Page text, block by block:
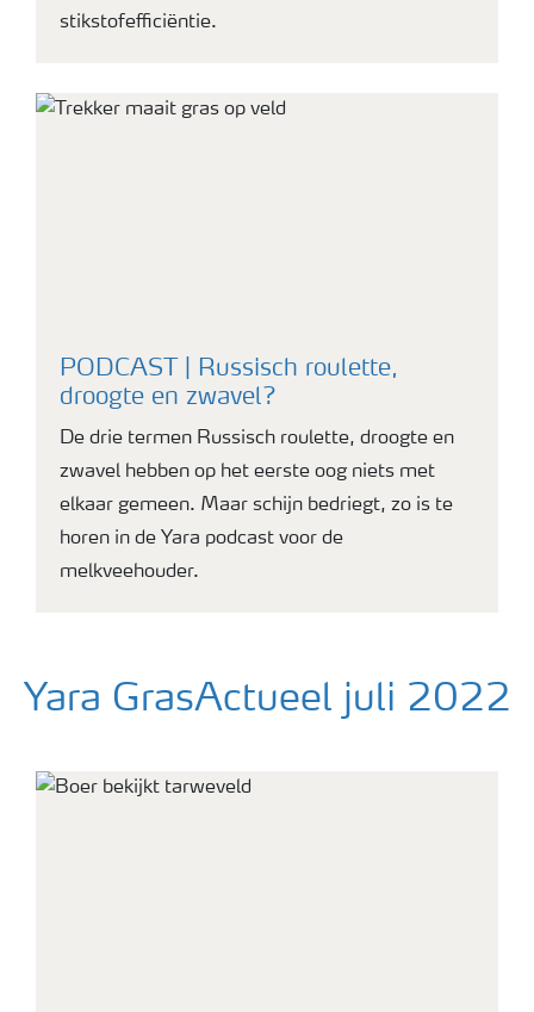
stikstofefficiëntie.
PODCAST | Russisch roulette,
droogte en zwavel?
De drie termen Russisch roulette, droogte en
zwavel hebben op het eerste oog niets met
elkaar gemeen. Maar schijn bedriegt, zo is te
horen in de Yara podcast voor de
melkveehouder.
Yara GrasActueel juli 2022